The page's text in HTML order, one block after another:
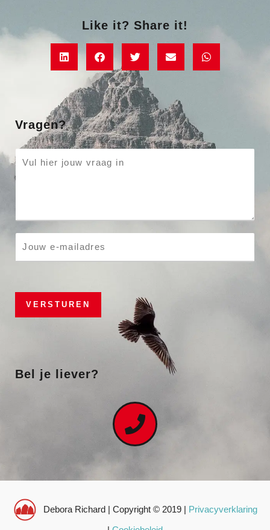
Like it? Share it!
Vragen?
P
VERSTUREN
Bel je liever?
Debora Richard | Copyright © 2019 | Privacyverklaring